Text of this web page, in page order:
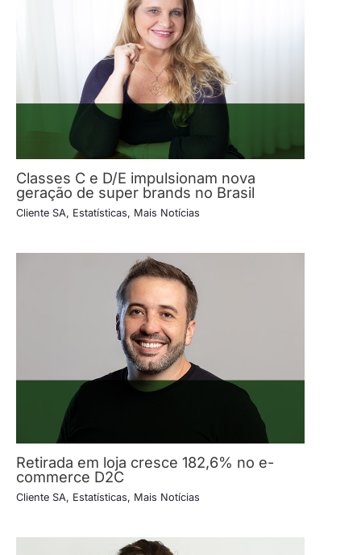
Classes C e D/E impulsionam nova
geração de super brands no Brasil
Cliente SA, Estatísticas, Mais Notícias
Retirada em loja cresce 182,6% no e-
commerce D2C
Cliente SA, Estatísticas, Mais Notícias